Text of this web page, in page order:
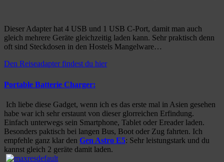
Dieser Adapter hat 4 USB und 1 USB C-Port, damit man auch
gleich mehrere Geräte gleichzeitig laden kann. Sehr praktisch denn
oft sind Steckdosen in den Hostels Mangelware…
Den Reiseadapter findest du hier
Portable Batterie Charger:
Ich liebe diese Gadget, wenn ich es das erste mal in Asien gesehen
habe war ich sehr erstaunt von dieser glorreichen Erfindung.
Einfach unterwegs sein Smartphone, Tablet oder Ereader laden.
Besonders paktisch bei langen Bus, Boot oder Zug fahrten. Ich
empfehle ganz klar den Gen Astro E5: Sehr leistungstark und du
kannst gleich 2 geräte damit laden.